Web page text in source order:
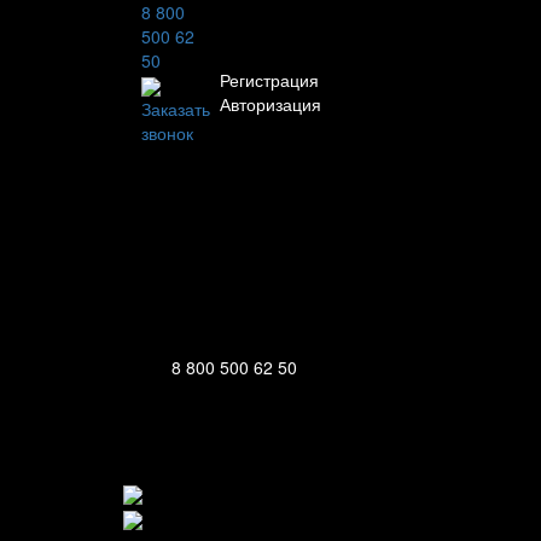
8 800
500 62
50
Заказать
звонок
Регистрация
Авторизация
8 800 500 62 50